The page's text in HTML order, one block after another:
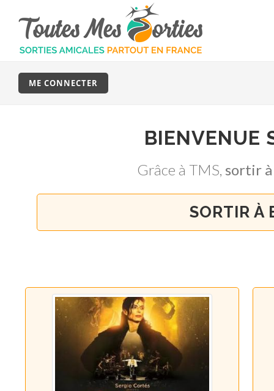
ME CONNECTER
BIENVENUE
Grâce à TMS, sortir à
SORTIR À